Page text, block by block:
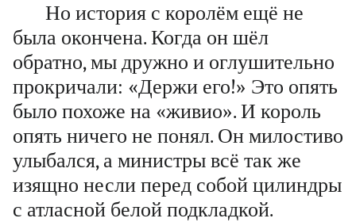
Но история с королём ещё не
была окончена. Когда он шёл
обратно, мы дружно и оглушительно
прокричали: «Держи его!» Это опять
было похоже на «живио». И король
опять ничего не понял. Он милостиво
улыбался, а министры всё так же
изящно несли перед собой цилиндры
с атласной белой подкладкой.